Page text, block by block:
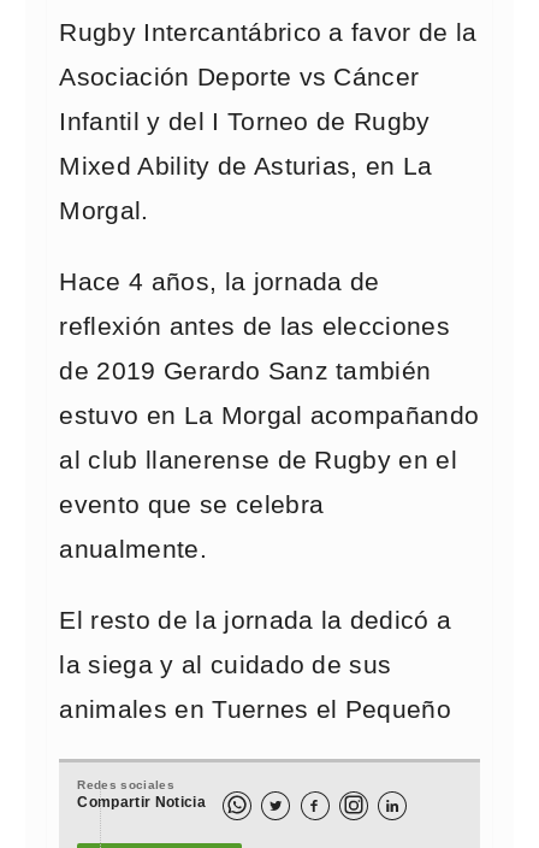
Rugby Intercantábrico a favor de la
Asociación Deporte vs Cáncer
Infantil y del I Torneo de Rugby
Mixed Ability de Asturias, en La
Morgal.
Hace 4 años, la jornada de
reflexión antes de las elecciones
de 2019 Gerardo Sanz también
estuvo en La Morgal acompañando
al club llanerense de Rugby en el
evento que se celebra
anualmente.
El resto de la jornada la dedicó a
la siega y al cuidado de sus
animales en Tuernes el Pequeño
Redes sociales
Compartir Noticia   